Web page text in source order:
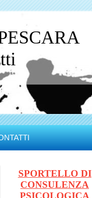
SPORTELLO DI
CONSULENZA
PSICOLOGICA